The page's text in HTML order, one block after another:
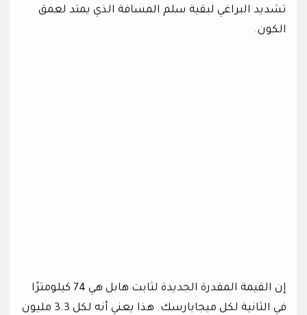
تشديد البراغي لبقية سلم المسافة الذي يمتد لعمق
الكون.
إن القيمة المقدرة الجديدة لثابت هابل هي 74 كيلومترًا
في الثانية لكل ميجابارسك. هذا يعني أنه لكل 3.3 مليون